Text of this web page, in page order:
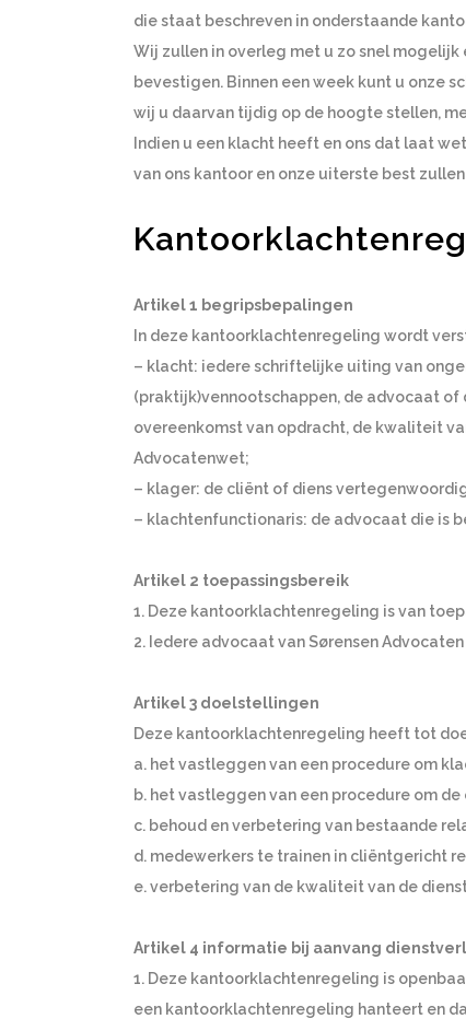
die staat beschreven in onderstaande
Wij zullen in overleg met u zo snel
bevestigen. Binnen een week kunt u onze
wij u daarvan tijdig op de hoogte stellen,
Indien u een klacht heeft en ons dat laat
van ons kantoor en onze uiterste best
Artikel 1 begripsbepalingen
In deze kantoorklachtenregeling wordt
– klacht: iedere schriftelijke uiting van
(praktijk)vennootschappen, de advocaat
overeenkomst van opdracht, de kwaliteit
Advocatenwet;
– klager: de cliënt of diens
– klachtenfunctionaris: de advocaat die is
Artikel 2 toepassingsbereik
1. Deze kantoorklachtenregeling is van
2. Iedere advocaat van Sørensen
Artikel 3 doelstellingen
Deze kantoorklachtenregeling heeft tot
a. het vastleggen van een procedure om
b. het vastleggen van een procedure om
c. behoud en verbetering van bestaande
d. medewerkers te trainen in cliëntgericht
e. verbetering van de kwaliteit van de
Artikel 4 informatie bij aanvang
1. Deze kantoorklachtenregeling is
een kantoorklachtenregeling hanteert en